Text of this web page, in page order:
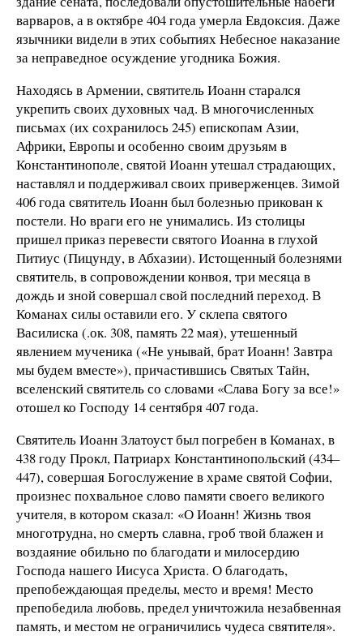
варваров, а в октябре 404 года умерла Евдоксия. Даже
язычники видели в этих событиях Небесное наказание
за неправедное осуждение угодника Божия.
Находясь в Армении, святитель Иоанн старался
укрепить своих духовных чад. В многочисленных
письмах (их сохранилось 245) епископам Азии,
Африки, Европы и особенно своим друзьям в
Константинополе, святой Иоанн утешал страдающих,
наставлял и поддерживал своих приверженцев. Зимой
406 года святитель Иоанн был болезнью прикован к
постели. Но враги его не унимались. Из столицы
пришел приказ перевести святого Иоанна в глухой
Питиус (Пицунду, в Абхазии). Истощенный болезнями
святитель, в сопровождении конвоя, три месяца в
дождь и зной совершал свой последний переход. В
Команах силы оставили его. У склепа святого
Василиска (.ок. 308, память 22 мая), утешенный
явлением мученика («Не унывай, брат Иоанн! Завтра
мы будем вместе»), причастившись Святых Тайн,
вселенский святитель со словами «Слава Богу за все!»
отошел ко Господу 14 сентября 407 года.
Святитель Иоанн Златоуст был погребен в Команах, в
438 году Прокл, Патриарх Константинопольский (434–
447), совершая Богослужение в храме святой Софии,
произнес похвальное слово памяти своего великого
учителя, в котором сказал: «О Иоанн! Жизнь твоя
многотрудна, но смерть славна, гроб твой блажен и
воздаяние обильно по благодати и милосердию
Господа нашего Иисуса Христа. О благодать,
препобеждающая пределы, место и время! Место
препобедила любовь, предел уничтожила незабвенная
память, и местом не ограничились чудеса святителя».